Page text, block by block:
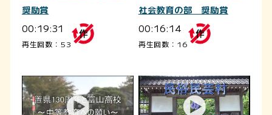
奨励賞
00:19:31
再生回数：53
社会教育の部 奨励賞
00:16:14
再生回数：16